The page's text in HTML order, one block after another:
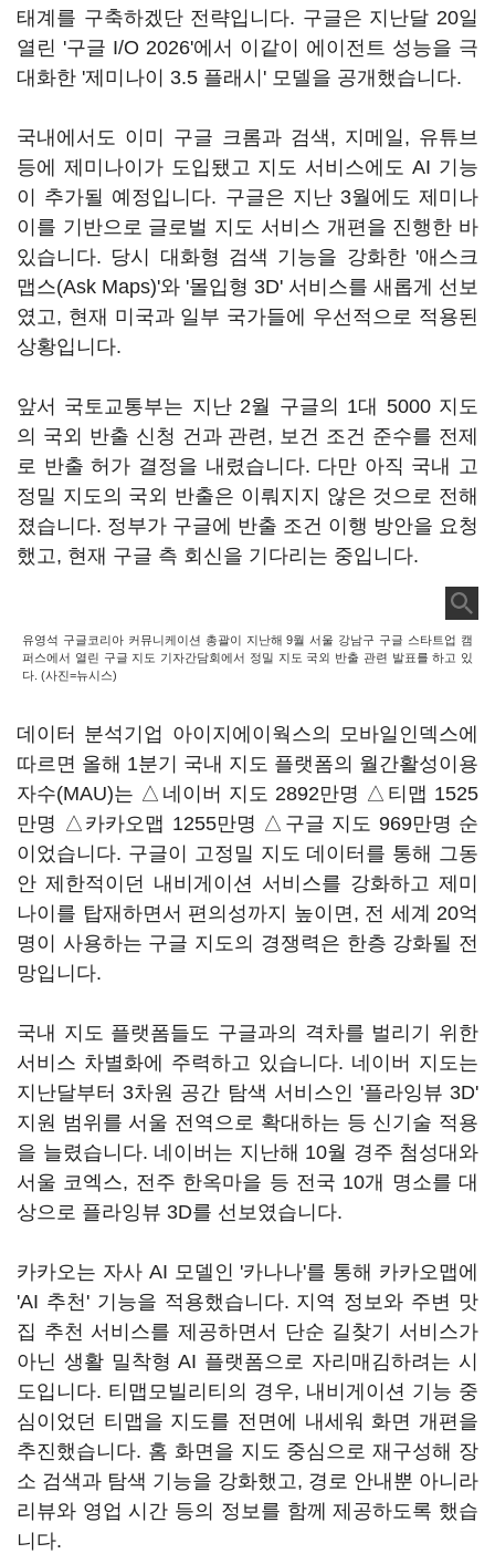
태계를 구축하겠단 전략입니다. 구글은 지난달 20일
열린 '구글 I/O 2026'에서 이같이 에이전트 성능을 극
대화한 '제미나이 3.5 플래시' 모델을 공개했습니다.
국내에서도 이미 구글 크롬과 검색, 지메일, 유튜브
등에 제미나이가 도입됐고 지도 서비스에도 AI 기능
이 추가될 예정입니다. 구글은 지난 3월에도 제미나
이를 기반으로 글로벌 지도 서비스 개편을 진행한 바
있습니다. 당시 대화형 검색 기능을 강화한 '애스크
맵스(Ask Maps)'와 '몰입형 3D' 서비스를 새롭게 선보
였고, 현재 미국과 일부 국가들에 우선적으로 적용된
상황입니다.
앞서 국토교통부는 지난 2월 구글의 1대 5000 지도
의 국외 반출 신청 건과 관련, 보건 조건 준수를 전제
로 반출 허가 결정을 내렸습니다. 다만 아직 국내 고
정밀 지도의 국외 반출은 이뤄지지 않은 것으로 전해
졌습니다. 정부가 구글에 반출 조건 이행 방안을 요청
했고, 현재 구글 측 회신을 기다리는 중입니다.
유영석 구글코리아 커뮤니케이션 총괄이 지난해 9월 서울 강남구 구글 스타트업 캠
퍼스에서 열린 구글 지도 기자간담회에서 정밀 지도 국외 반출 관련 발표를 하고 있
다. (사진=뉴시스)
데이터 분석기업 아이지에이웍스의 모바일인덱스에
따르면 올해 1분기 국내 지도 플랫폼의 월간활성이용
자수(MAU)는 △네이버 지도 2892만명 △티맵 1525
만명 △카카오맵 1255만명 △구글 지도 969만명 순
이었습니다. 구글이 고정밀 지도 데이터를 통해 그동
안 제한적이던 내비게이션 서비스를 강화하고 제미
나이를 탑재하면서 편의성까지 높이면, 전 세계 20억
명이 사용하는 구글 지도의 경쟁력은 한층 강화될 전
망입니다.
국내 지도 플랫폼들도 구글과의 격차를 벌리기 위한
서비스 차별화에 주력하고 있습니다. 네이버 지도는
지난달부터 3차원 공간 탐색 서비스인 '플라잉뷰 3D'
지원 범위를 서울 전역으로 확대하는 등 신기술 적용
을 늘렸습니다. 네이버는 지난해 10월 경주 첨성대와
서울 코엑스, 전주 한옥마을 등 전국 10개 명소를 대
상으로 플라잉뷰 3D를 선보였습니다.
카카오는 자사 AI 모델인 '카나나'를 통해 카카오맵에
'AI 추천' 기능을 적용했습니다. 지역 정보와 주변 맛
집 추천 서비스를 제공하면서 단순 길찾기 서비스가
아닌 생활 밀착형 AI 플랫폼으로 자리매김하려는 시
도입니다. 티맵모빌리티의 경우, 내비게이션 기능 중
심이었던 티맵을 지도를 전면에 내세워 화면 개편을
추진했습니다. 홈 화면을 지도 중심으로 재구성해 장
소 검색과 탐색 기능을 강화했고, 경로 안내뿐 아니라
리뷰와 영업 시간 등의 정보를 함께 제공하도록 했습
니다.